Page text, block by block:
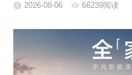
2026-08-06 66239阅读